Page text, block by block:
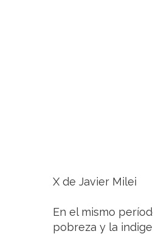
X de Javier Milei
En el mismo
pobreza y la